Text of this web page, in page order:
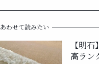
あわせて読みたい
【明
高ラン